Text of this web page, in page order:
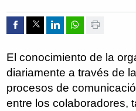
Compartir por Facebook
Compartir por Twitter
Compartir por
Compartir
Imprimir
El conocimiento de la
diariamente a través de
procesos de
entre los colaboradores,